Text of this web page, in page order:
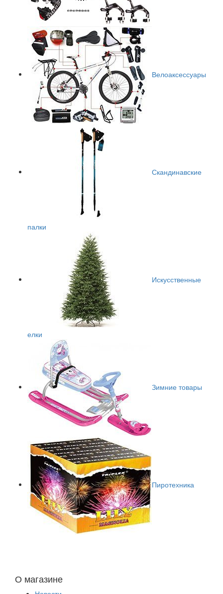
Велоаксессуары
Скандинавские
палки
Искусственные
елки
Зимние товары
Пиротехника
О магазине